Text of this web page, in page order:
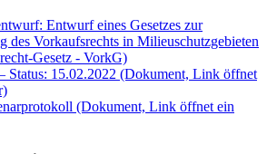
Entwurf eines Gesetzes zur
des Vorkaufsrechts in Milieuschutzgebieten
Gesetz - VorkG)
15.02.2022 (Dokument, Link öffnet
(Dokument, Link öffnet ein